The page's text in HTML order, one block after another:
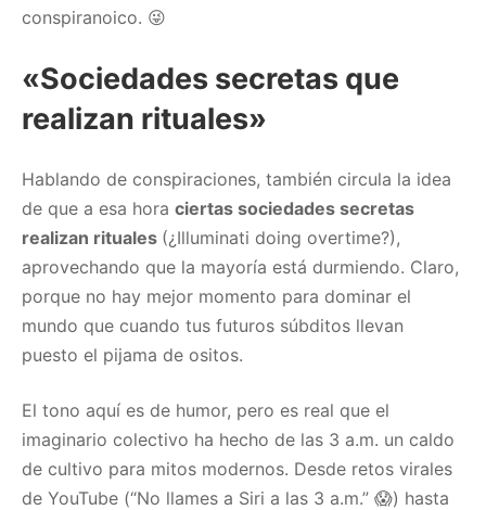
conspiranoico. 😜
«Sociedades secretas que
realizan rituales»
Hablando de conspiraciones, también circula la idea
de que a esa hora ciertas sociedades secretas
realizan rituales (¿Illuminati doing overtime?),
aprovechando que la mayoría está durmiendo. Claro,
porque no hay mejor momento para dominar el
mundo que cuando tus futuros súbditos llevan
puesto el pijama de ositos.
El tono aquí es de humor, pero es real que el
imaginario colectivo ha hecho de las 3 a.m. un caldo
de cultivo para mitos modernos. Desde retos virales
de YouTube (“No llames a Siri a las 3 a.m.” 😱) hasta